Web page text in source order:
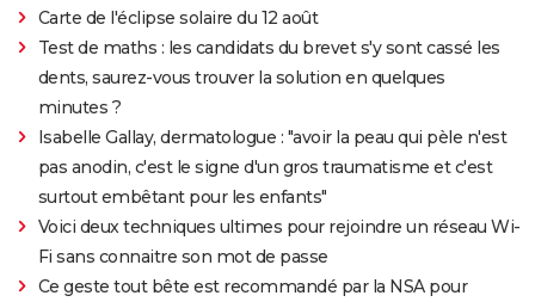
Carte de l'éclipse solaire du 12 août
Test de maths : les candidats du brevet s'y sont cassé les
dents, saurez-vous trouver la solution en quelques
minutes ?
Isabelle Gallay, dermatologue : "avoir la peau qui pèle n'est
pas anodin, c'est le signe d'un gros traumatisme et c'est
surtout embêtant pour les enfants"
Voici deux techniques ultimes pour rejoindre un réseau Wi-
Fi sans connaitre son mot de passe
Ce geste tout bête est recommandé par la NSA pour